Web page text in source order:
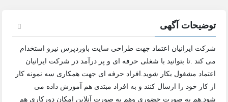
توضیحات آگهی
شرکت ایرانیان اعتماد جهت طراحی سایت باوردپرس نیرو استخدام
می کند .تا بتوانید با شغلی حرفه ای و پر درآمد در شرکت ایرانیان
اعتماد مشغول بکار شوید.افراد حرفه ای جهت همکاری سه نمونه کار
از کار خود را ارسال کنند و به افراد مبتدی هم آموزش داده می
شود.هم به صورت حضوری وهم به صورت آنلاین امکان دورکاری هم